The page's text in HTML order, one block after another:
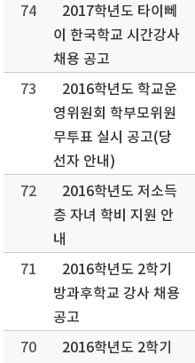
74
2017학년도 타이뻬
이 한국학교 시간강사
채용 공고
73
2016학년도 학교운
영위원회 학부모위원
무투표 실시 공고(당
선자 안내)
72
2016학년도 저소득
층 자녀 학비 지원 안
내
71
2016학년도 2학기
방과후학교 강사 채용
공고
70
2016학년도 2학기